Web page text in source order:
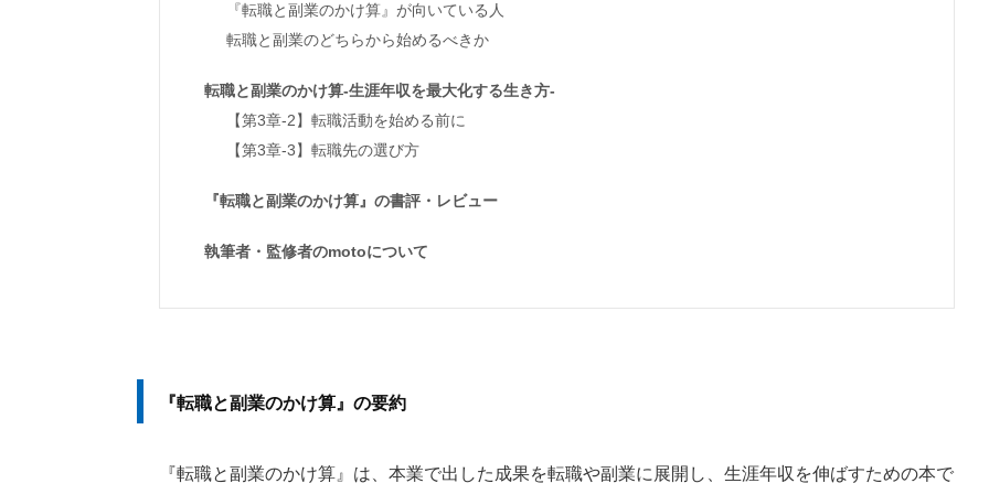
『転職と副業のかけ算』が向いている人
転職と副業のどちらから始めるべきか
転職と副業のかけ算-生涯年収を最大化する生き方-
【第3章-2】転職活動を始める前に
【第3章-3】転職先の選び方
『転職と副業のかけ算』の書評・レビュー
執筆者・監修者のmotoについて
『転職と副業のかけ算』の要約
『転職と副業のかけ算』は、本業で出した成果を転職や副業に展開し、生涯年収を伸ばすための本で